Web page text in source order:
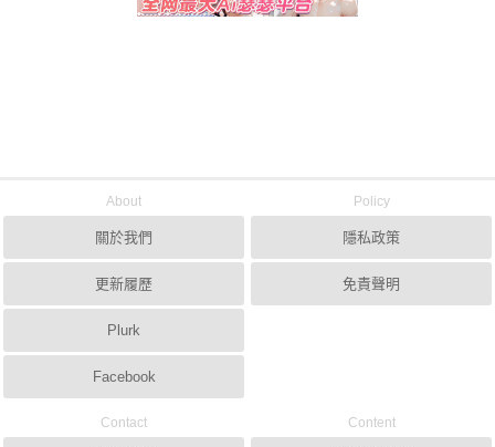
About
關於我們
更新履歷
Plurk
Facebook
Policy
隱私政策
免責聲明
Contact Content